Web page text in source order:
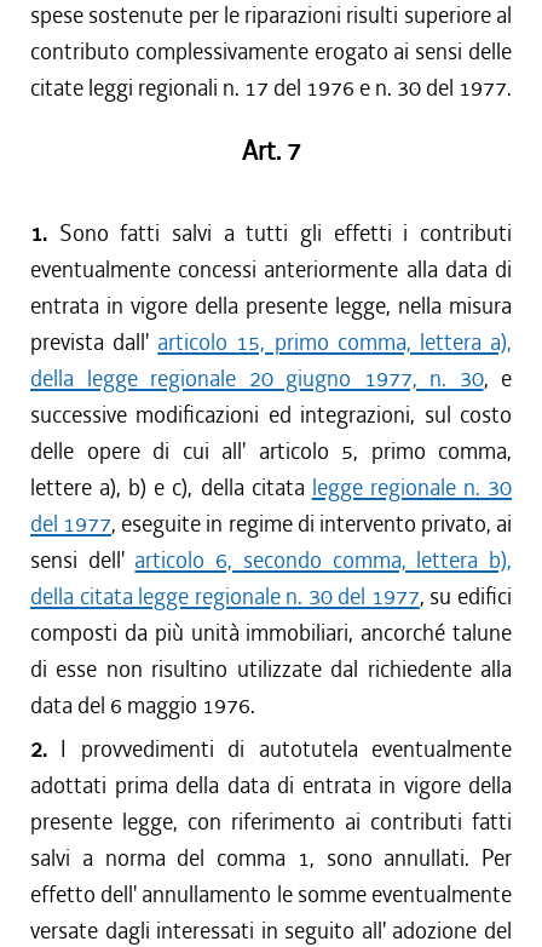
spese sostenute per le riparazioni risulti superiore al
contributo complessivamente erogato ai sensi delle
citate leggi regionali n. 17 del 1976 e n. 30 del 1977.
Art. 7
1. Sono fatti salvi a tutti gli effetti i contributi
eventualmente concessi anteriormente alla data di
entrata in vigore della presente legge, nella misura
prevista dall' articolo 15, primo comma, lettera a),
della legge regionale 20 giugno 1977, n. 30, e
successive modificazioni ed integrazioni, sul costo
delle opere di cui all' articolo 5, primo comma,
lettere a), b) e c), della citata legge regionale n. 30
del 1977, eseguite in regime di intervento privato, ai
sensi dell' articolo 6, secondo comma, lettera b),
della citata legge regionale n. 30 del 1977, su edifici
composti da più unità immobiliari, ancorché talune
di esse non risultino utilizzate dal richiedente alla
data del 6 maggio 1976.
2. I provvedimenti di autotutela eventualmente
adottati prima della data di entrata in vigore della
presente legge, con riferimento ai contributi fatti
salvi a norma del comma 1, sono annullati. Per
effetto dell' annullamento le somme eventualmente
versate dagli interessati in seguito all' adozione del